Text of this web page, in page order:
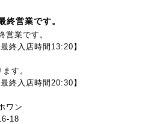
営業です。
営業です。
終入店時間13:20】
す。
終入店時間20:30】
ワン
18